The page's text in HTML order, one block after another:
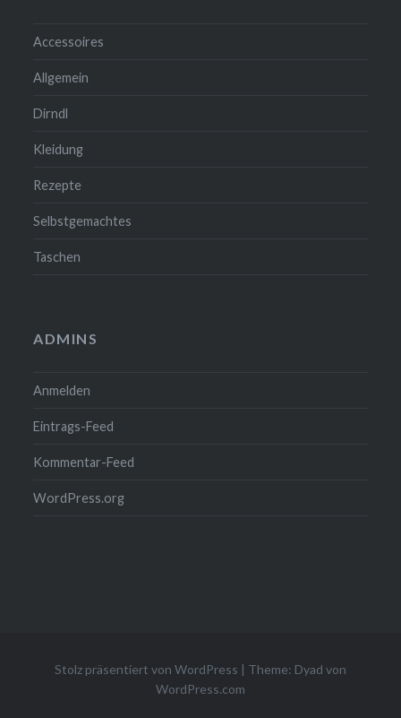
Accessoires
Allgemein
Dirndl
Kleidung
Rezepte
Selbstgemachtes
Taschen
ADMINS
Anmelden
Eintrags-Feed
Kommentar-Feed
WordPress.org
Stolz präsentiert von WordPress | Theme: Dyad von
WordPress.com